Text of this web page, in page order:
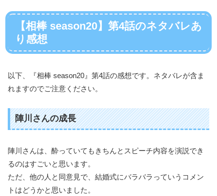
【相棒 season20】第4話のネタバレあ
り感想
以下、『相棒 season20』第4話の感想です。ネタバレが含ま
れますのでご注意ください。
陣川さんの成長
陣川さんは、酔っていてもきちんとスピーチ内容を演説でき
るのはすごいと思います。
ただ、他の人と同意見で、結婚式にバラバラっていうコメン
トはどうかと思いました。